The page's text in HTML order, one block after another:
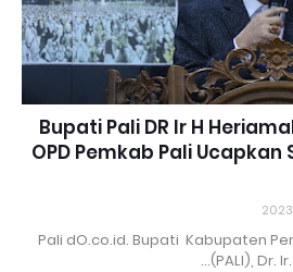
Bupati Pali DR Ir H
OPD Pemkab Pali
Pali dO.co.id. Bupati Kabupaten
(PALI), Dr.